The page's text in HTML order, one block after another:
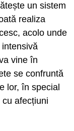
un sistem
realiza
acolo unde
vine în
se confruntă
lor, în special
afecțiuni